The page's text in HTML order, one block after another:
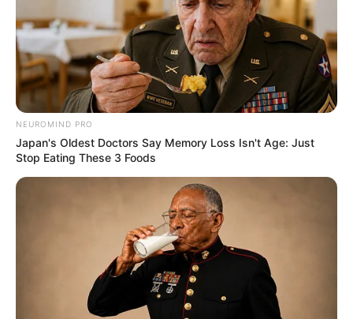
NEUROMIND PRO
Japan's Oldest Doctors Say Memory Loss Isn't Age: Just
Stop Eating These 3 Foods